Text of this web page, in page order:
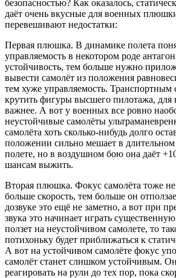
безопасностью? Как оказалось,
даёт очень вкусные для военных
перевешивают недостатки:
Первая плюшка. В динамике полета
управляемость в некотором роде
устойчивость, тем больше нужно
вывести самолёт из положения
тем хуже управляемость.
крутить фигуры высшего пилотажа, для
важнее. А вот у военных все ровно
неустойчивые самолёты
самолёта хоть сколько-нибудь долго
положении сильно мешает в длительном
полете, но в воздушном бою она даёт
шансам выжить.
Вторая плюшка. Фокус самолёта тоже
больше скорость, тем больше он
дозвуке это ещё не заметно, а вот при
звука это начинает играть
ползет на неустойчивом самолете, то
потихоньку будет приближаться к
А вот на устойчивом самолёте фокус
самолёт станет слишком устойчивым.
реагировать на рули до тех пор, пока